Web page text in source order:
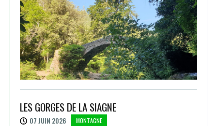
LES GORGES DE LA SIAGNE
07 JUIN 2026 MONTAGNE